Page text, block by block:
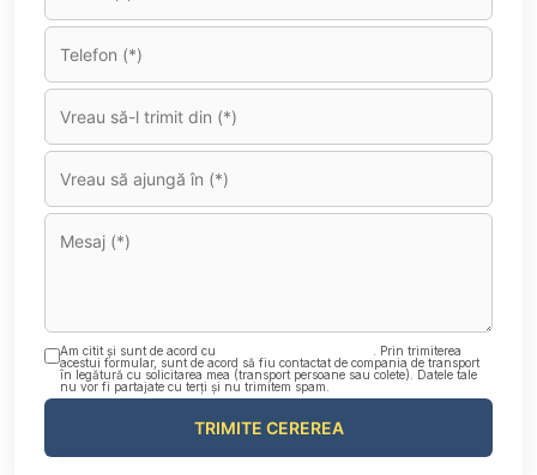
Am citit și sunt de acord cu
. Prin trimiterea
acestui formular, sunt de acord să fiu contactat de compania de transport
în legătură cu solicitarea mea (transport persoane sau colete). Datele tale
nu vor fi partajate cu terți și nu trimitem spam.